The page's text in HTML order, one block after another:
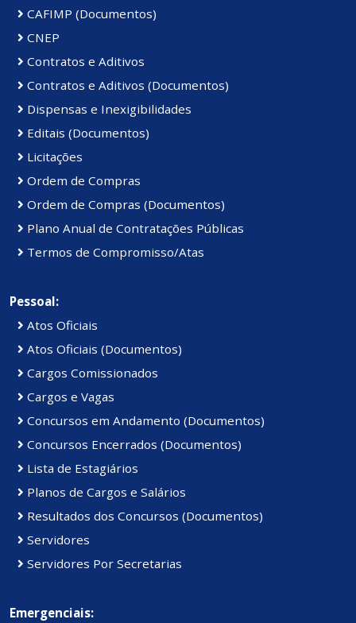
CAFIMP (Documentos)
CNEP
Contratos e Aditivos
Contratos e Aditivos (Documentos)
Dispensas e Inexigibilidades
Editais (Documentos)
Licitações
Ordem de Compras
Ordem de Compras (Documentos)
Plano Anual de Contratações Públicas
Termos de Compromisso/Atas
Pessoal:
Atos Oficiais
Atos Oficiais (Documentos)
Cargos Comissionados
Cargos e Vagas
Concursos em Andamento (Documentos)
Concursos Encerrados (Documentos)
Lista de Estagiários
Planos de Cargos e Salários
Resultados dos Concursos (Documentos)
Servidores
Servidores Por Secretarias
Emergenciais: